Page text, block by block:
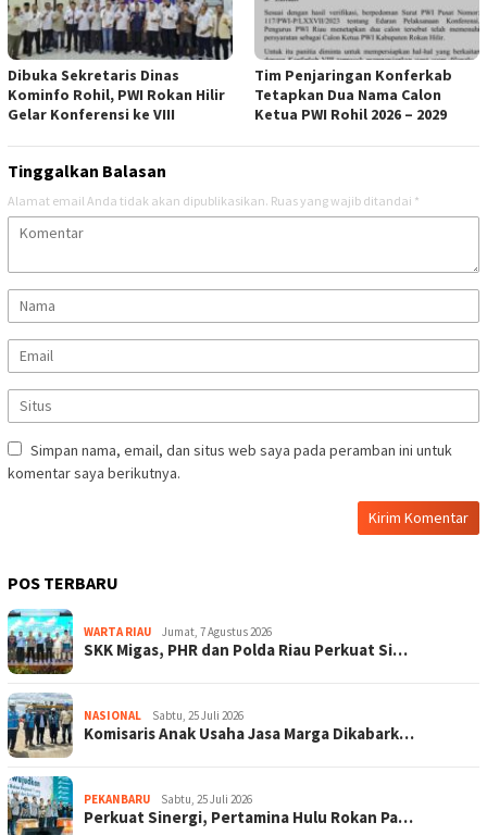
Dibuka Sekretaris Dinas
Kominfo Rohil, PWI Rokan Hilir
Gelar Konferensi ke VIII
Tim Penjaringan Konferkab
Tetapkan Dua Nama Calon
Ketua PWI Rohil 2026 – 2029
Tinggalkan Balasan
Alamat email Anda tidak akan dipublikasikan. Ruas yang wajib ditandai *
Simpan nama, email, dan situs web saya pada peramban ini untuk
komentar saya berikutnya.
POS TERBARU
WARTA RIAU Jumat, 7 Agustus 2026
SKK Migas, PHR dan Polda Riau Perkuat Si…
NASIONAL Sabtu, 25 Juli 2026
Komisaris Anak Usaha Jasa Marga Dikabark…
PEKANBARU Sabtu, 25 Juli 2026
Perkuat Sinergi, Pertamina Hulu Rokan Pa…